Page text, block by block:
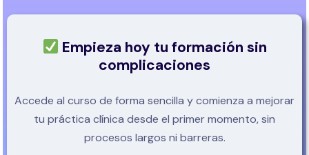
Empieza hoy tu formación sin
complicaciones
Accede al curso de forma sencilla y comienza a mejorar
tu práctica clínica desde el primer momento, sin
procesos largos ni barreras.